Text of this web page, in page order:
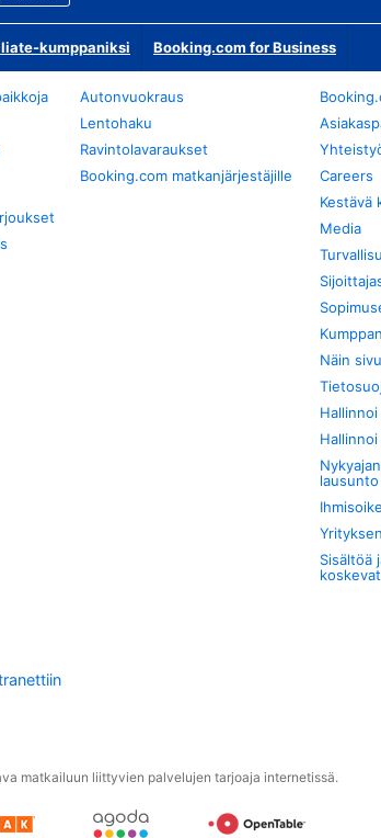
kumppaniksi Booking.com for Business
Autonvuokraus
Lentohaku
Ravintolavaraukset
Booking.com matkanjärjestäjille
Careers
Kestävä
Media
Näin
lausunto
Sisältöä
matkailuun liittyvien palvelujen tarjoaja internetissä.